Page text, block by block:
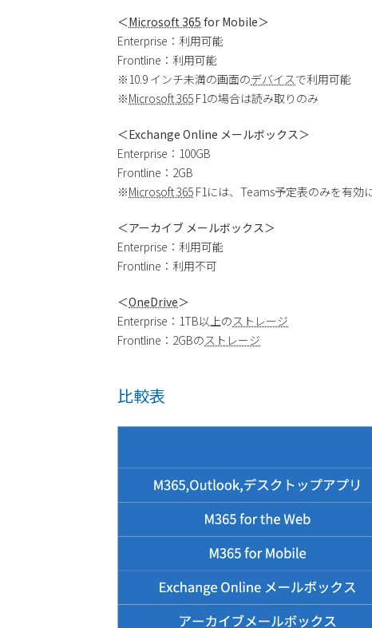
＜Microsoft 365 for Mobile＞
Enterprise：利用可能
Frontline：利用可能
※10.9 インチ未満の画面のデバイスで利用可能
※Microsoft 365 F1の場合は読み取りのみ
＜Exchange Online メールボックス＞
Enterprise：100GB
Frontline：2GB
※Microsoft 365 F1には、Teams予定表のみを有効
＜アーカイブ メールボックス＞
Enterprise：利用可能
Frontline：利用不可
＜OneDrive＞
Enterprise：1TB以上のストレージ
Frontline：2GBのストレージ
比較表